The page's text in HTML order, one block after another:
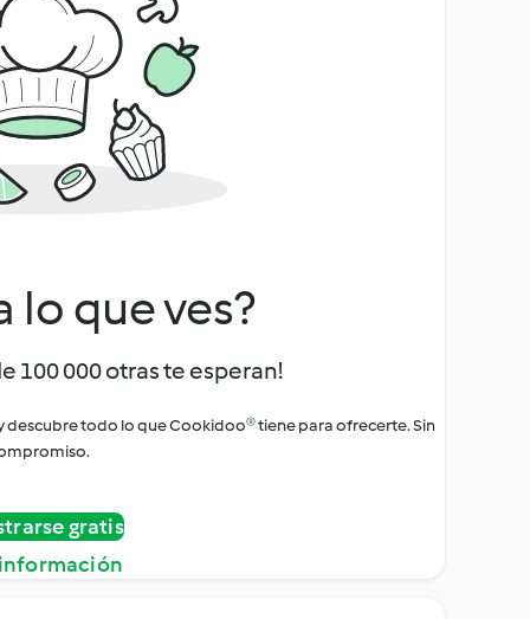
lo que ves?
100 000 otras te esperan!
descubre todo lo que Cookidoo® tiene para ofrecerte. Sin
gratis